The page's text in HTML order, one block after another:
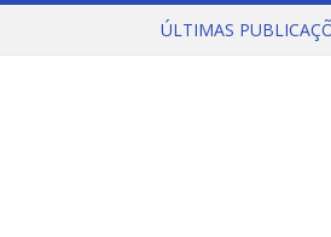
ÚLTIMAS